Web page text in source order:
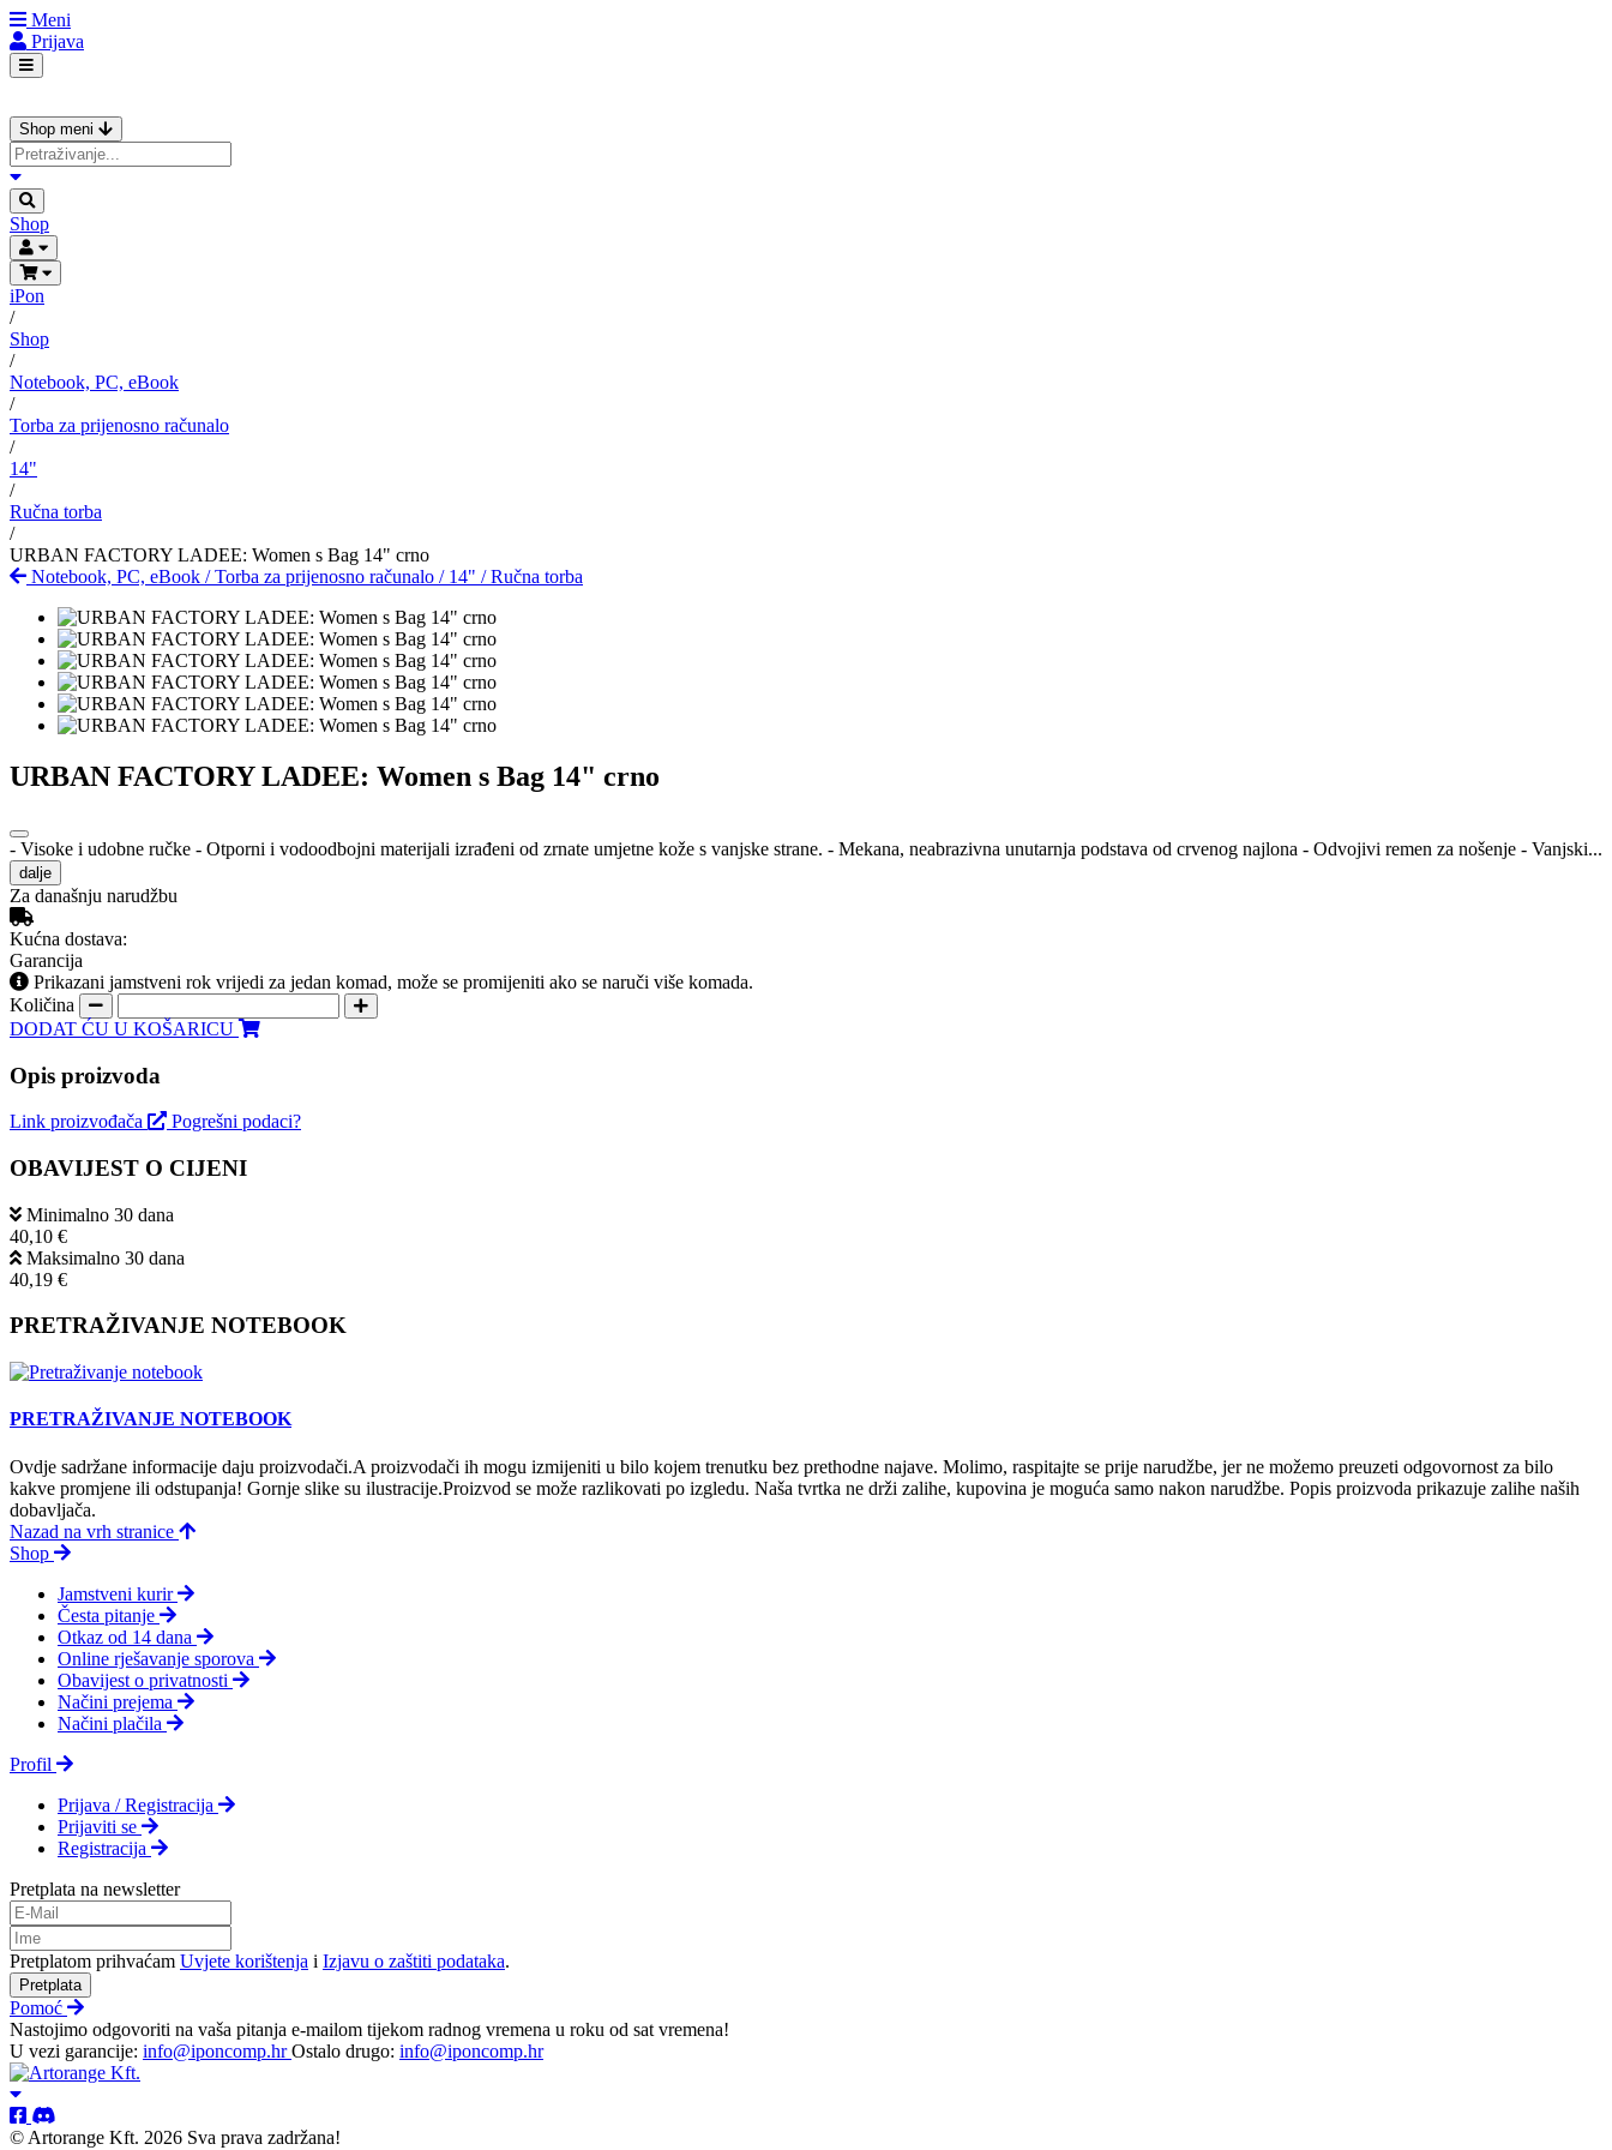
Meni
Prijava
Shop meni
Shop
iPon
/
Shop
/
Notebook, PC, eBook
/
Torba za prijenosno računalo
/
14"
/
Ručna torba
/
URBAN FACTORY LADEE: Women s Bag 14" crno
Notebook, PC, eBook /Torba za prijenosno računalo / 14" /Ručna torba
URBAN FACTORY LADEE: Women s Bag 14" crno
- Visoke i udobne ručke - Otporni i vodoodbojni materijali izrađeni od zrnate umjetne kože s vanjske strane. - Mekana, neabrazivna unutarnja podstava od crvenog najlona - Odvojivi remen za nošenje - Vanjski...
dalje
Za današnju narudžbu
Kućna dostava:
Garancija
Prikazani jamstveni rok vrijedi za jedan komad, može se promijeniti ako se naruči više komada.
Količina
DODAT ĆU U KOŠARICU
Opis proizvoda
Link proizvođača Pogrešni podaci?
OBAVIJEST O CIJENI
Minimalno 30 dana
40,10 €
Maksimalno 30 dana
40,19 €
PRETRAŽIVANJE NOTEBOOK
PRETRAŽIVANJE NOTEBOOK
Ovdje sadržane informacije daju proizvodači.A proizvodači ih mogu izmijeniti u bilo kojem trenutku bez prethodne najave. Molimo, raspitajte se prije narudžbe, jer ne možemo preuzeti odgovornost za bilo
kakve promjene ili odstupanja! Gornje slike su ilustracije.Proizvod se može razlikovati po izgledu. Naša tvrtka ne drži zalihe, kupovina je moguća samo nakon narudžbe. Popis proizvoda prikazuje zalihe naših
dobavljača.
Nazad na vrh stranice
Shop
Jamstveni kurir
Česta pitanje
Otkaz od 14 dana
Online rješavanje sporova
Obavijest o privatnosti
Načini prejema
Načini plačila
Profil
Prijava / Registracija
Prijaviti se
Registracija
Pretplata na newsletter
Pretplatom prihvaćam Uvjete korištenja i Izjavu o zaštiti podataka.
Pretplata
Pomoć
Nastojimo odgovoriti na vaša pitanja e-mailom tijekom radnog vremena u roku od sat vremena!
U vezi garancije: info@iponcomp.hrOstalo drugo: info@iponcomp.hr
© Artorange Kft. 2026 Sva prava zadržana!